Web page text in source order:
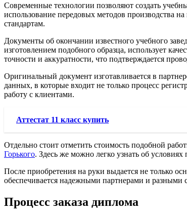
Современные технологии позволяют создать
использование передовых методов производства
стандартам.
Документы об окончании известного учебного
изготовлением подобного образца, использует
точности и аккуратности, что подтверждается
Оригинальный документ изготавливается в
данных, в которые входит не только процесс
работу с клиентами.
Аттестат 11 класс купить
Отдельно стоит отметить стоимость подобной
Горького. Здесь же можно легко узнать об условиях
После приобретения на руки выдается не только
обеспечивается надежными партнерами и разными
Процесс заказа диплома